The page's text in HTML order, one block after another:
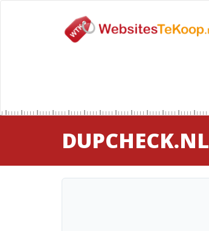
DUPCHECK.NL